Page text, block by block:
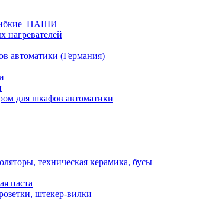
нагревателей
автоматики (Германия)
для шкафов автоматики
техническая керамика, бусы
паста
штекер-вилки